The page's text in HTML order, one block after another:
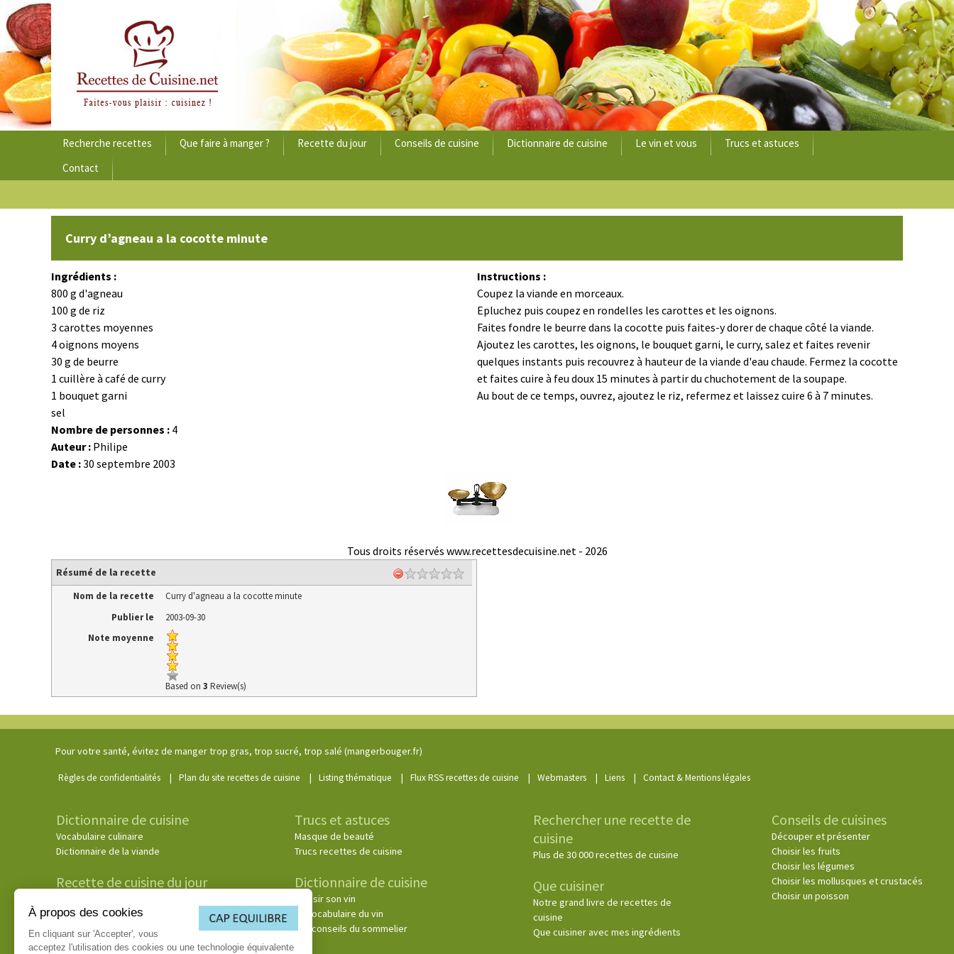
Aller
contenu
Recherche recettes Que faire à manger ? Recette du jour Conseils de cuisine Dictionnaire de cuisine Le vin et vous
Trucs et astuces
Contact
Curry d’agneau a la cocotte minute
Ingrédients :
800 g d'agneau
100 g de riz
3 carottes moyennes
4 oignons moyens
30 g de beurre
1 cuillère à café de curry
1 bouquet garni
sel
Instructions :
Coupez la viande en morceaux.
Epluchez puis coupez en rondelles les carottes et les oignons.
Faites fondre le beurre dans la cocotte puis faites-y dorer de chaque côté la viande.
Ajoutez les carottes, les oignons, le bouquet garni, le curry, salez et faites revenir
quelques instants puis recouvrez à hauteur de la viande d'eau chaude. Fermez la cocotte
et faites cuire à feu doux 15 minutes à partir du chuchotement de la soupape.
Au bout de ce temps, ouvrez, ajoutez le riz, refermez et laissez cuire 6 à 7 minutes.
Nombre de personnes : 4
Auteur : Philipe
Date :30 septembre 2003
Tous droits réservés www.recettesdecuisine.net - 2026
Résumé de la recette
Nom de la recette
Curry d'agneau a la cocotte minute
Publier le
2003-09-30
Note moyenne
Based on 3 Review(s)
Pour votre santé, évitez de manger trop gras, trop sucré, trop salé (mangerbouger.fr)
Règles de confidentialités | Plan du site recettes de cuisine | Listing thématique | Flux RSS recettes de cuisine | Webmasters | Liens | Contact & Mentions légales
Dictionnaire de cuisine
Vocabulaire culinaire
Dictionnaire de la viande
Recette de cuisine du jour
Trucs et astuces
Masque de beauté
Trucs recettes de cuisine
Dictionnaire de cuisine
Choisir son vin
Le vocabulaire du vin
Les conseils du sommelier
Rechercher une recette de
cuisine
Plus de 30 000 recettes de cuisine
Que cuisiner
Notre grand livre de recettes de
cuisine
Que cuisiner avec mes ingrédients
Conseils de cuisines
Découper et présenter
Choisir les fruits
Choisir les légumes
Choisir les mollusques et crustacés
Choisir un poisson
À propos des cookies
En cliquant sur 'Accepter', vous
acceptez l'utilisation des cookies ou une technologie équivalente